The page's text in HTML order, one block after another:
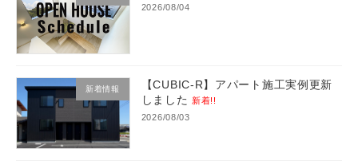
2026/08/04
新着情報
【CUBIC-R】アパート施工実例更新
しました
新着!!
2026/08/03